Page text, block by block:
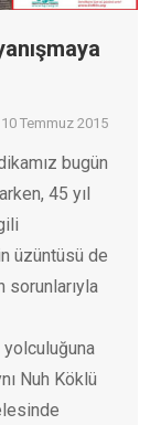
10 Temmuz 2015
bugün
45 yıl
üzüntüsü de
sorunlarıyla
yolculuğuna
Nuh Köklü